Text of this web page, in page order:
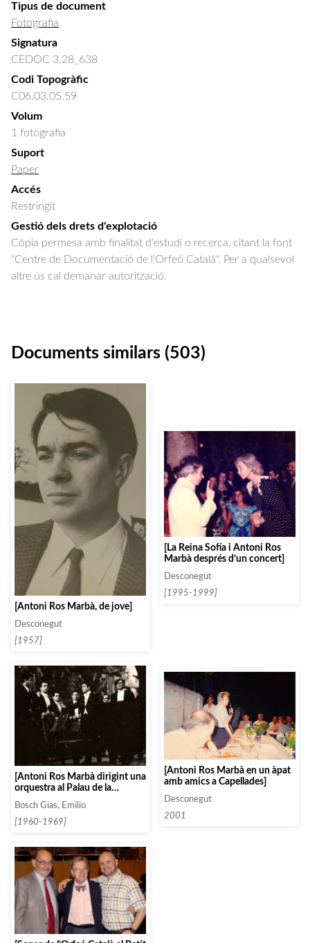
Tipus de document
Fotografia
Signatura
CEDOC 3.28_638
Codi Topogràfic
C06.03.05.59
Volum
1 fotografia
Suport
Paper
Accés
Restringit
Gestió dels drets d'explotació
Còpia permesa amb finalitat d'estudi o recerca, citant la font
"Centre de Documentació de l’Orfeó Català". Per a qualsevol
altre ús cal demanar autorització.
Documents similars (503)
[Antoni Ros Marbà, de jove]
Desconegut
[1957]
[La Reina Sofía i Antoni Ros
Marbà després d’un concert]
Desconegut
[1995-1999]
[Antoni Ros Marbà dirigint una
orquestra al Palau de la
Bosch Gias, Emilio
[1960-1969]
[Antoni Ros Marbà en un àpat
amb amics a Capellades]
Desconegut
2001